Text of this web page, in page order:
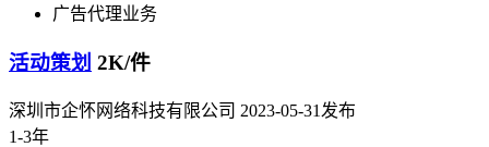
广告代理业务
活动策划 2K/件
深圳市企怀网络科技有限公司 2023-05-31发布
1-3年